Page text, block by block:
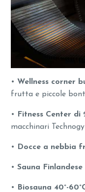
• Wellness corner
frutta e piccole
• Fitness Center di
macchinari
• Docce a nebbia
•Sauna Finlandese
• Biosauna 40°-